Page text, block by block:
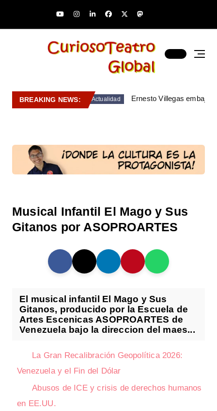
BREAKING NEWS: Actualidad Ernesto Villegas
Musical Infantil El Mago y Sus
Gitanos por ASOPROARTES
El musical infantil El Mago y Sus
Gitanos, producido por la Escuela de
Artes Escenicas ASOPROARTES de
Venezuela bajo la direccion del maes...
La Gran Recalibración Geopolítica 2026:
Venezuela y el Fin del Dólar
Abusos de ICE y crisis de derechos humanos
en EE.UU.